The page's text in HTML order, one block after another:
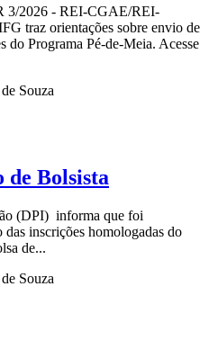
2026 - REI-CGAE/REI-
traz orientações sobre envio de
do Programa Pé-de-Meia. Acesse
Souza
de Bolsista
(DPI) informa que foi
inscrições homologadas do
de...
Souza